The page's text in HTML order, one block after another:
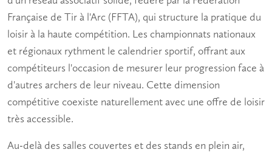
Française de Tir à l'Arc (FFTA), qui structure la pratique du
loisir à la haute compétition. Les championnats nationaux
et régionaux rythment le calendrier sportif, offrant aux
compétiteurs l'occasion de mesurer leur progression face à
d'autres archers de leur niveau. Cette dimension
compétitive coexiste naturellement avec une offre de loisir
très accessible.
Au-delà des salles couvertes et des stands en plein air,